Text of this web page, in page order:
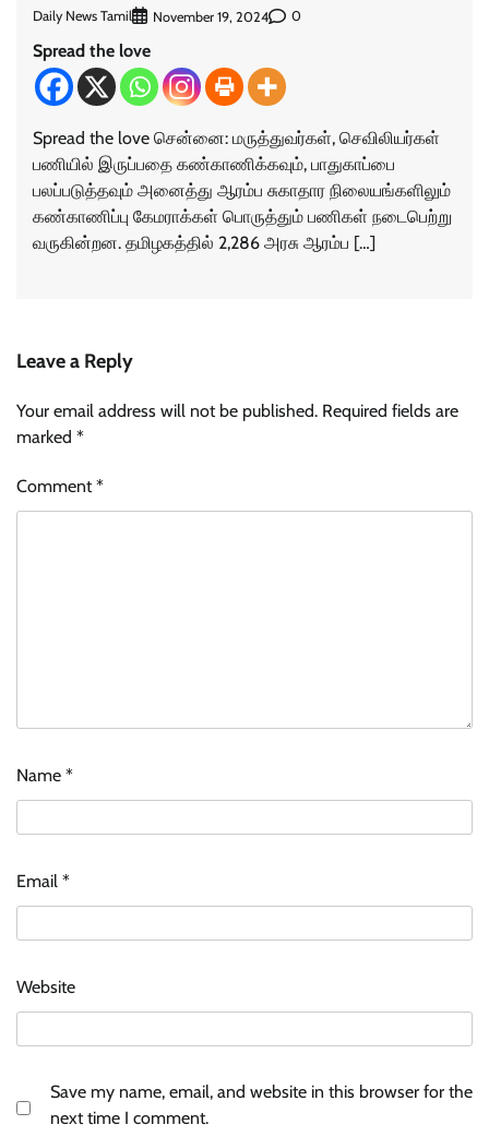
Daily News Tamil November 19, 2024 0
Spread the love
Spread the love சென்னை: மருத்துவர்கள், செவிலியர்கள்
பணியில் இருப்பதை கண்காணிக்கவும், பாதுகாப்பை
பலப்படுத்தவும் அனைத்து ஆரம்ப சுகாதார நிலையங்களிலும்
கண்காணிப்பு கேமராக்கள் பொருத்தும் பணிகள் நடைபெற்று
வருகின்றன. தமிழகத்தில் 2,286 அரசு ஆரம்ப […]
Leave a Reply
Your email address will not be published. Required fields are
marked *
Comment*
Name *
Email *
Website
Save my name, email, and website in this browser for the
next time I comment.